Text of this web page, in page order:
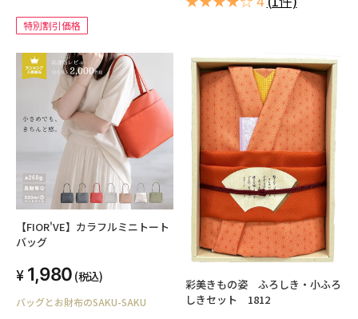
0013
特別割引価格
【FIOR'VE】カラフルミニトート
バッグ
1,980 (税込)
バッグとお財布のSAKU-SAKU
彩美きもの姿 ふろしき・小ふろ
しきセット 1812